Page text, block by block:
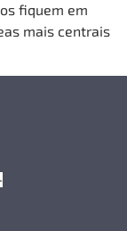
fiquem em
mais centrais